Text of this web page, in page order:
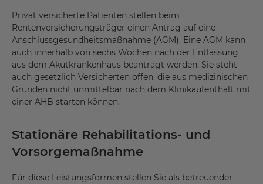
Privat versicherte Patienten stellen beim
Rentenversicherungsträger einen Antrag auf eine
Anschlussgesundheitsmaßnahme (AGM). Eine AGM kann
auch innerhalb von sechs Wochen nach der Entlassung
aus dem Akutkrankenhaus beantragt werden. Sie steht
auch gesetzlich Versicherten offen, die aus medizinischen
Gründen nicht unmittelbar nach dem Klinikaufenthalt mit
einer AHB starten können.
Stationäre Rehabilitations- und
Vorsorgemaßnahme
Für diese Leistungsformen stellen Sie als betreuender